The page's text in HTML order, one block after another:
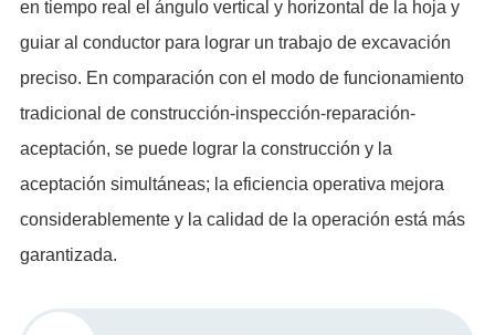
en tiempo real el ángulo vertical y horizontal de la hoja y
guiar al conductor para lograr un trabajo de excavación
preciso. En comparación con el modo de funcionamiento
tradicional de construcción-inspección-reparación-
aceptación, se puede lograr la construcción y la
aceptación simultáneas; la eficiencia operativa mejora
considerablemente y la calidad de la operación está más
garantizada.